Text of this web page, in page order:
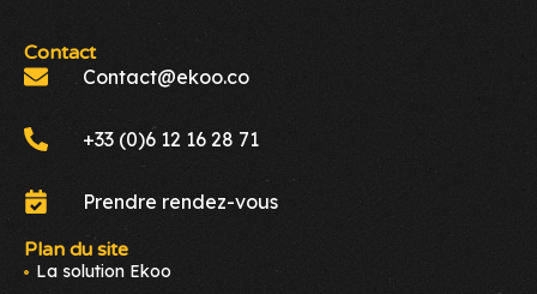
Contact
Contact@ekoo.co
+33 (0)6 12 16 28 71
Prendre rendez-vous
Plan du site
La solution Ekoo